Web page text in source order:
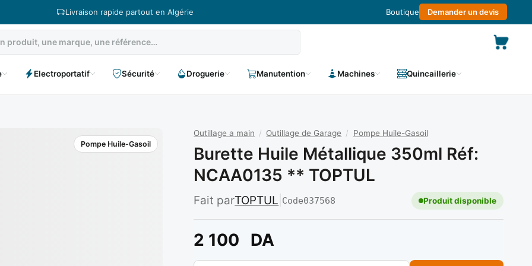
Livraison rapide partout en Algérie Boutique Demander un devis
Electroportatif Sécurité Droguerie Manutention Machines Quincaillerie
Pompe Huile-Gasoil
Outillage a main / Outillage de Garage / Pompe Huile-Gasoil
Burette Huile Métallique 350ml Réf:
NCAA0135 ** TOPTUL
Fait parTOPTUL Code037568 Produit disponible
2 100 DA